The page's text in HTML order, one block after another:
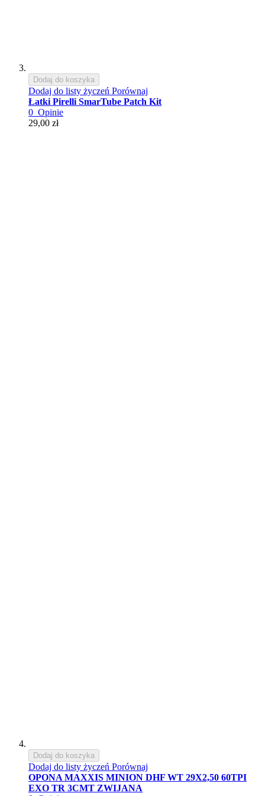
Dodaj do koszyka
Dodaj do listy życzeń Porównaj
Łatki Pirelli SmarTube Patch Kit
0 Opinie
29,00 zł
Dodaj do koszyka
Dodaj do listy życzeń Porównaj
OPONA MAXXIS MINION DHF WT 29X2,50 60TPI
EXO TR 3CMT ZWIJANA